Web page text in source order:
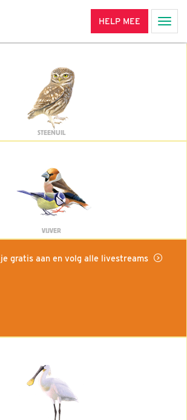
HELP MEE
STEENUIL
VIJVER
gratis aan en volg alle livestreams